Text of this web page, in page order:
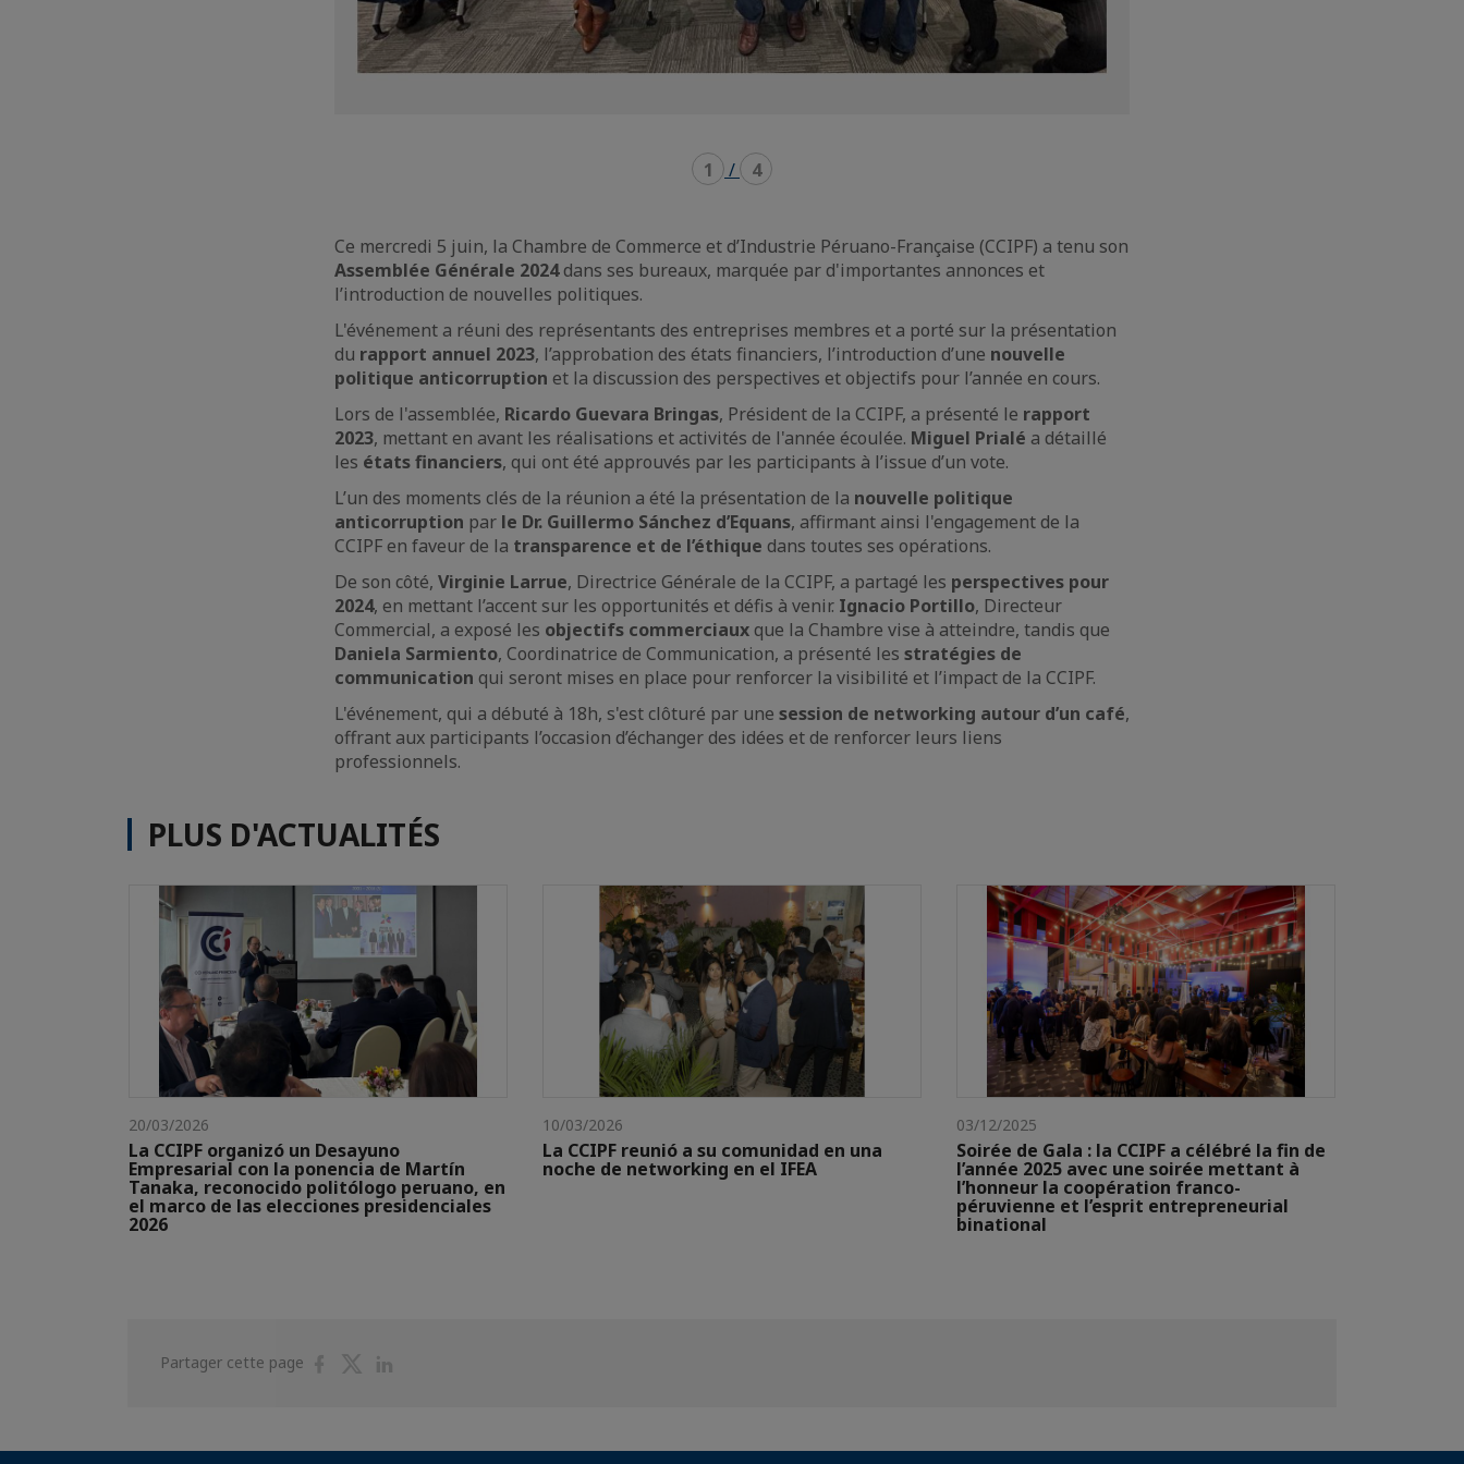
1 / 4
Ce mercredi 5 juin, la Chambre de Commerce et d’Industrie Péruano-Française (CCIPF) a tenu son
Assemblée Générale 2024dans ses bureaux, marquée par d'importantes annonces et
l’introduction de nouvelles politiques.
L'événement a réuni des représentants des entreprises membres et a porté sur la présentation
du rapport annuel 2023, l’approbation des états financiers, l’introduction d’une nouvelle
politique anticorruption et la discussion des perspectives et objectifs pour l’année en cours.
Lors de l'assemblée, Ricardo Guevara Bringas, Président de la CCIPF, a présenté le rapport
2023, mettant en avant les réalisations et activités de l'année écoulée. Miguel Prialé a détaillé
les états financiers, qui ont été approuvés par les participants à l’issue d’un vote.
L’un des moments clés de la réunion a été la présentation de la nouvelle politique
anticorruption par le Dr. Guillermo Sánchez d’Equans, affirmant ainsi l'engagement de la
CCIPF en faveur de la transparence et de l’éthique dans toutes ses opérations.
De son côté, Virginie Larrue, Directrice Générale de la CCIPF, a partagé les perspectives pour
2024, en mettant l’accent sur les opportunités et défis à venir. Ignacio Portillo, Directeur
Commercial, a exposé les objectifs commerciauxque la Chambre vise à atteindre, tandis que
Daniela Sarmiento, Coordinatrice de Communication, a présenté les stratégies de
communication qui seront mises en place pour renforcer la visibilité et l’impact de la CCIPF.
L'événement, qui a débuté à 18h, s'est clôturé par une session de networking autour d’un café,
offrant aux participants l’occasion d’échanger des idées et de renforcer leurs liens
professionnels.
PLUS D'ACTUALITÉS
20/03/2026
La CCIPF organizó un Desayuno
Empresarial con la ponencia de Martín
Tanaka, reconocido politólogo peruano, en
el marco de las elecciones presidenciales
2026
10/03/2026
La CCIPF reunió a su comunidad en una
noche de networking en el IFEA
03/12/2025
Soirée de Gala : la CCIPF a célébré la fin de
l’année 2025 avec une soirée mettant à
l’honneur la coopération franco-
péruvienne et l’esprit entrepreneurial
binational
Partager cette page
PartagerPartager